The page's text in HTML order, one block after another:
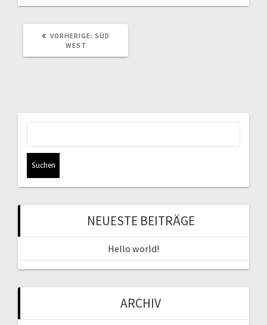
VORHERIGE: VORHERIGER
SÜD
WEST
NEUESTE BEITRÄGE
Hello world!
ARCHIV